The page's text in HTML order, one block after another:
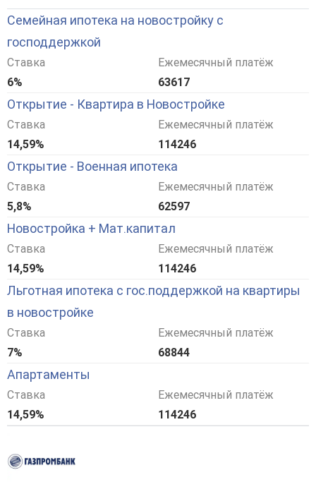
Семейная ипотека на новостройку с
господдержкой
Ставка
6%
Ежемесячный платёж
63617
Открытие - Квартира в Новостройке
Ставка
14,59%
Ежемесячный платёж
114246
Открытие - Военная ипотека
Ставка
5,8%
Ежемесячный платёж
62597
Новостройка + Мат.капитал
Ставка
14,59%
Ежемесячный платёж
114246
Льготная ипотека с гос.поддержкой на квартиры
в новостройке
Ставка
7%
Ежемесячный платёж
68844
Апартаменты
Ставка
14,59%
Ежемесячный платёж
114246